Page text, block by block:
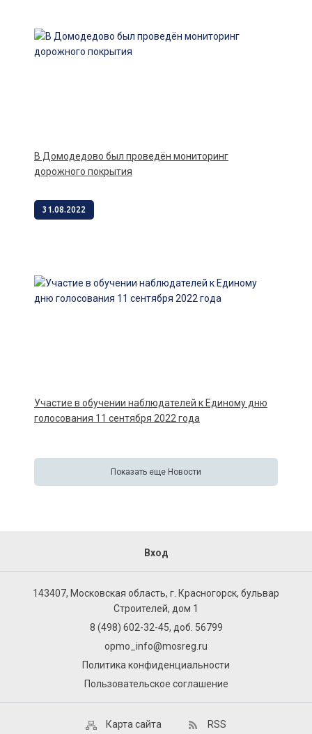
В Домодедово был проведён мониторинг
дорожного покрытия
31.08.2022
Участие в обучении наблюдателей к Единому дню
голосования 11 сентября 2022 года
Показать еще Новости
Вход
143407, Московская область, г. Красногорск, бульвар
Строителей, дом 1
8 (498) 602-32-45, доб. 56799
opmo_info@mosreg.ru
Политика конфиденциальности
Пользовательское соглашение
Карта сайта RSS